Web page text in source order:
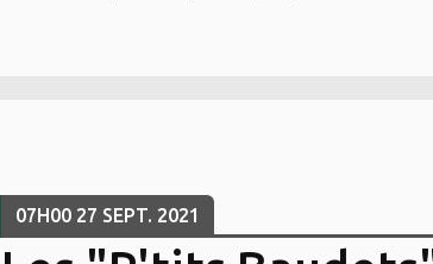
07H00 27 SEPT. 2021